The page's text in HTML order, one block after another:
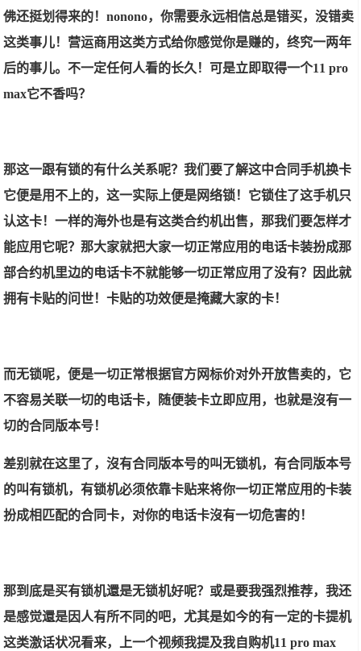
佛还挺划得来的！nonono，你需要永远相信总是错买，没错卖
这类事儿！营运商用这类方式给你感觉你是赚的，终究一两年
后的事儿。不一定任何人看的长久！可是立即取得一个11 pro
max它不香吗？
那这一跟有锁的有什么关系呢？我们要了解这中合同手机换卡
它便是用不上的，这一实际上便是网络锁！它锁住了这手机只
认这卡！一样的海外也是有这类合约机出售，那我们要怎样才
能应用它呢？那大家就把大家一切正常应用的电话卡装扮成那
部合约机里边的电话卡不就能够一切正常应用了没有？因此就
拥有卡贴的问世！卡贴的功效便是掩藏大家的卡！
而无锁呢，便是一切正常根据官方网标价对外开放售卖的，它
不容易关联一切的电话卡，随便装卡立即应用，也就是沒有一
切的合同版本号！
差别就在这里了，沒有合同版本号的叫无锁机，有合同版本号
的叫有锁机，有锁机必须依靠卡贴来将你一切正常应用的卡装
扮成相匹配的合同卡，对你的电话卡沒有一切危害的！
那到底是买有锁机還是无锁机好呢？或是要我强烈推荐，我还
是感觉還是因人有所不同的吧，尤其是如今的有一定的卡提机
这类激话状况看来，上一个视频我提及我自购机11 pro max